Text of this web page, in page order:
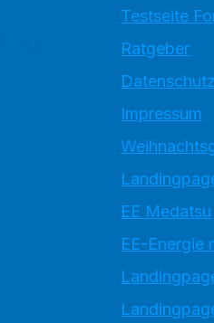
Testseite
Ratgeber
Impressum
EE Medatsu
EE-Energie